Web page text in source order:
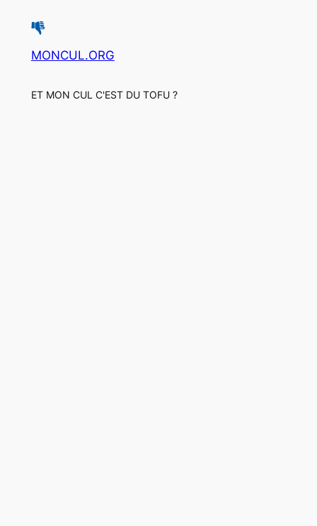
MONCUL.ORG
ET MON CUL C'EST DU TOFU ?